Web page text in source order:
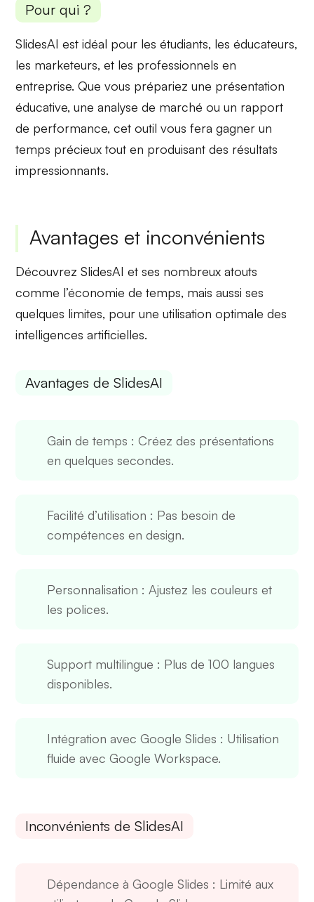
Pour qui ?
SlidesAI est idéal pour lesétudiants, leséducateurs,
les marketeurs, et les professionnels en
entreprise. Que vous prépariez une présentation
éducative, une analyse de marché ou un rapport
de performance, cet outil vous fera gagner un
temps précieux tout en produisant des résultats
impressionnants.
Avantages et inconvénients
Découvrez SlidesAI et ses nombreux atouts
comme l’économie de temps, mais aussi ses
quelques limites, pour une utilisation optimale des
intelligences artificielles.
Avantages de SlidesAI
Gain de temps : Créez des présentations
en quelques secondes.
Facilité d’utilisation : Pas besoin de
compétences en design.
Personnalisation : Ajustez les couleurs et
les polices.
Support multilingue : Plus de 100 langues
disponibles.
Intégration avec Google Slides : Utilisation
fluide avec Google Workspace.
Inconvénients de SlidesAI
Dépendance à Google Slides : Limité aux